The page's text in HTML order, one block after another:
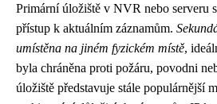
Primární úložiště v NVR nebo serveru
přístup k aktuálním záznamům.
umístěna na jiném fyzickém místě,
byla chráněna proti požáru, povodni
úložiště představuje stále populárnější